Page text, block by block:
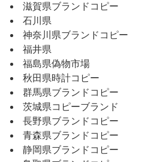
滋賀県ブランドコピー
石川県
神奈川県ブランドコピー
福井県
福島県偽物市場
秋田県時計コピー
群馬県ブランドコピー
茨城県コピーブランド
長野県ブランドコピー
青森県ブランドコピー
静岡県ブランドコピー